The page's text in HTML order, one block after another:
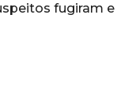
fugiram e